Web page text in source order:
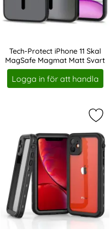
Tech-Protect iPhone 11 Skal
MagSafe Magmat Matt Svart
Art. nr 214022
Logga in för att handla
oNSALA iPhone 11/XR